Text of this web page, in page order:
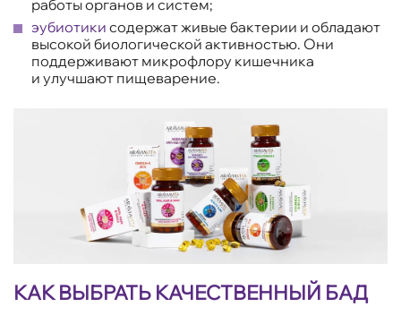
работы органов и систем;
эубиотики содержат живые бактерии и обладают
высокой биологической активностью. Они
поддерживают микрофлору кишечника
и улучшают пищеварение.
КАК ВЫБРАТЬ КАЧЕСТВЕННЫЙ БАД